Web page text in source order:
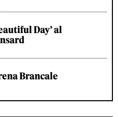
Day’ al
Brancale